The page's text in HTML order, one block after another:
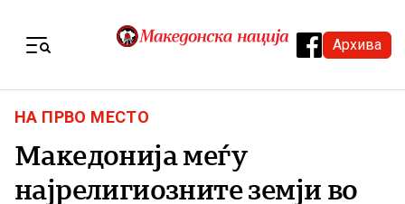
Архива
НА ПРВО МЕСТО
Македонија меѓу
најрелигиозните земји во